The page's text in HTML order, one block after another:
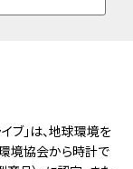
)
ブ」は、地球環境を
境協会から時計で